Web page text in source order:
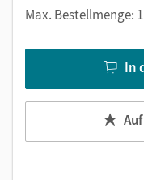
Markierungen
Suchen im Text
Zoomen
Max. Bestellmenge: 1
In